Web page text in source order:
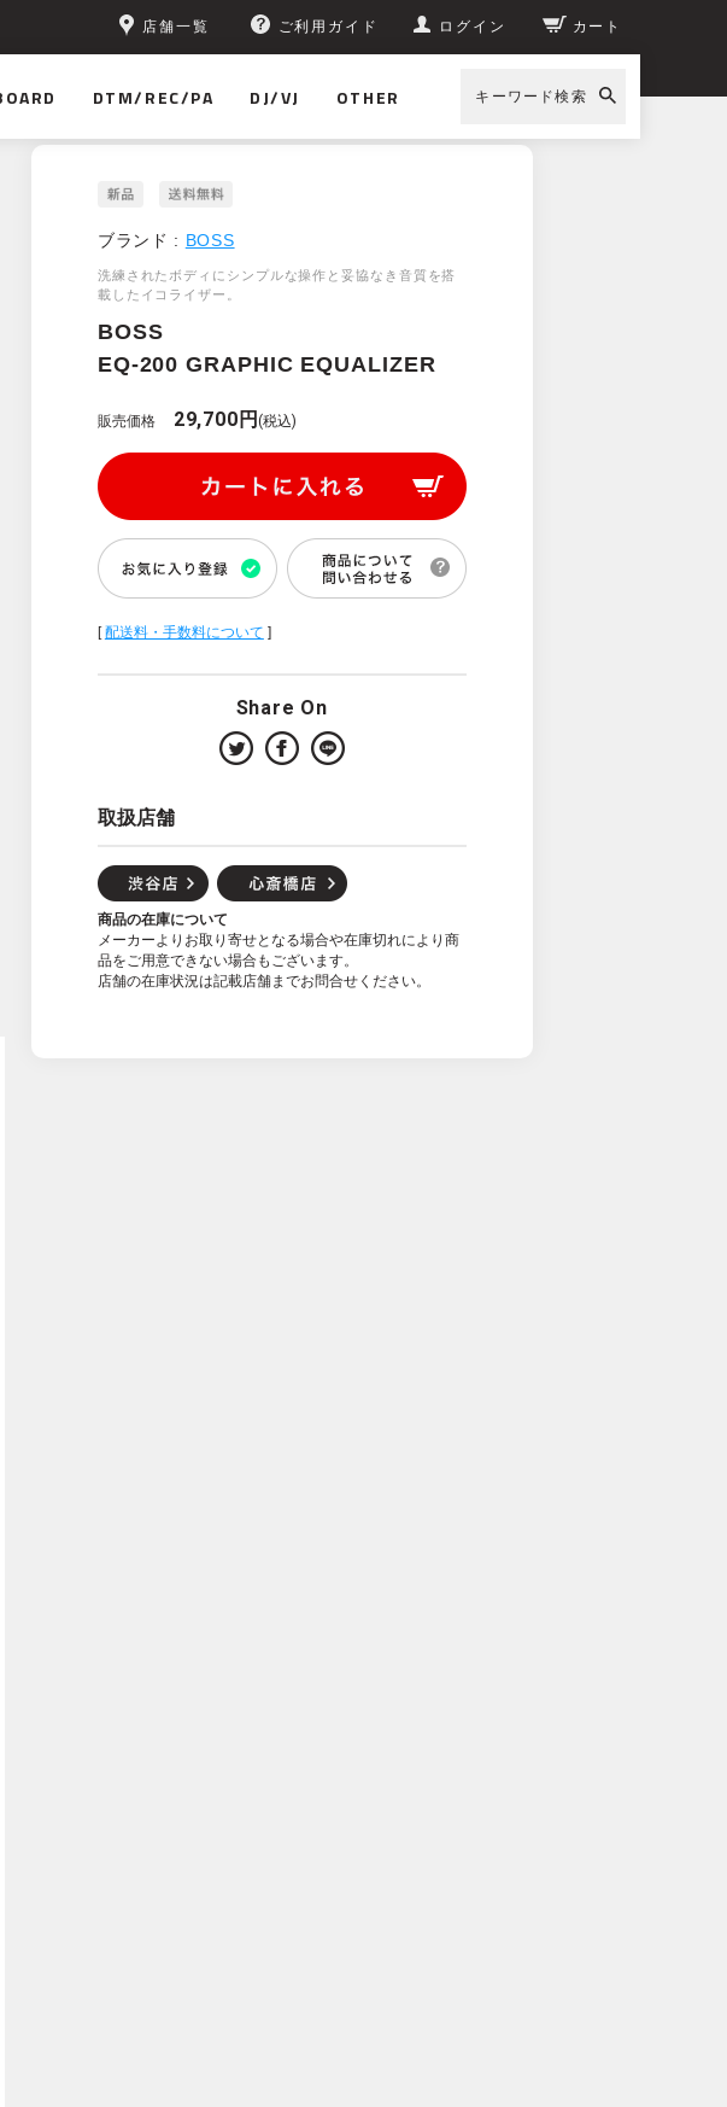
店舗一覧 ご利用ガイド ログイン カート
DTM/REC/PA DJ/VJ OTHER キーワード検索
ブランド : BOSS
洗練されたボディにシンプルな操作と妥協なき音質を搭
載したイコライザー。
BOSS
EQ-200 GRAPHIC EQUALIZER
販売価格 29,700円(税込)
[配送料・手数料について ]
Share On
取扱店舗
商品の在庫について
メーカーよりお取り寄せとなる場合や在庫切れにより商
品をご用意できない場合もございます。
店舗の在庫状況は記載店舗までお問合せください。